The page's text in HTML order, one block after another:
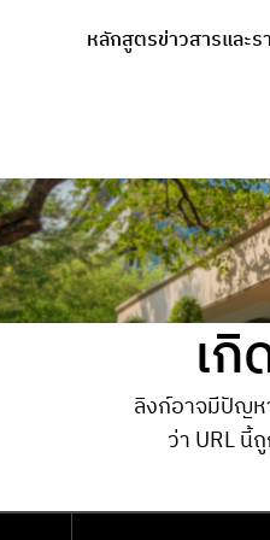
หลักสูตรข่าวสารและร
เ
ลิงก์อาจมีปัญห
ว่า URL นี้